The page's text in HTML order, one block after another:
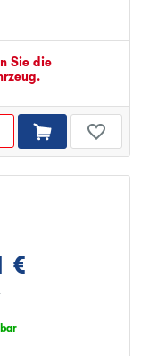
Sie die
€